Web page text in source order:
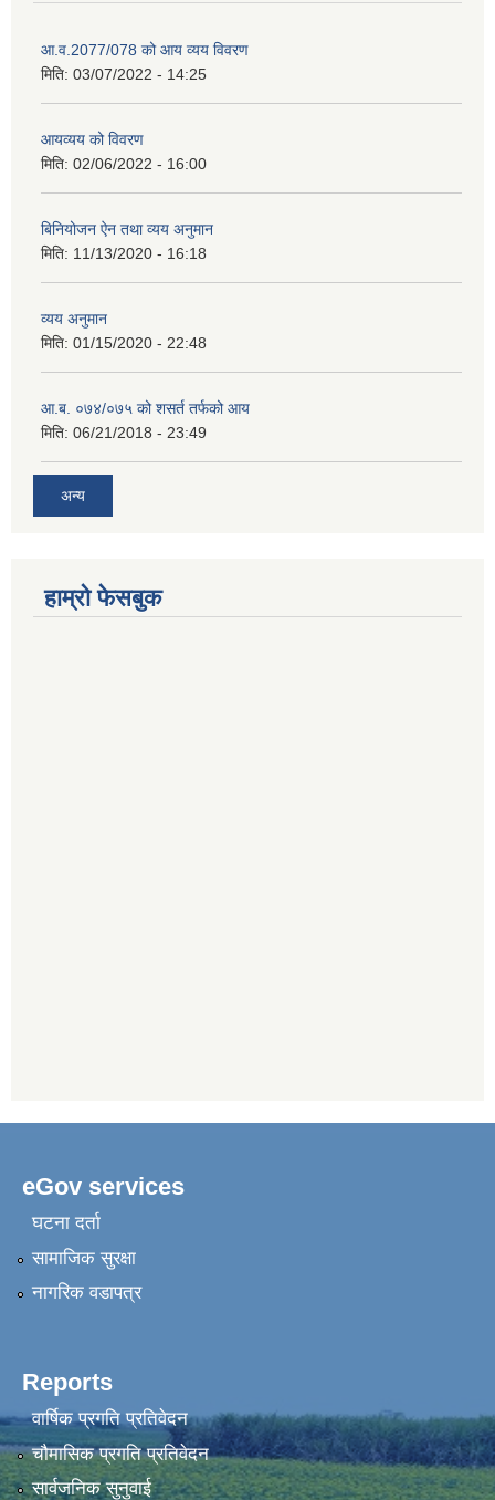
आ.व.2077/078 को आय व्यय विवरण
मिति: 03/07/2022 - 14:25
आयव्यय को विवरण
मिति: 02/06/2022 - 16:00
बिनियोजन ऐन तथा व्यय अनुमान
मिति: 11/13/2020 - 16:18
व्यय अनुमान
मिति: 01/15/2020 - 22:48
आ.ब. ०७४/०७५ को शसर्त तर्फको आय
मिति: 06/21/2018 - 23:49
अन्य
हाम्रो फेसबुक
eGov services
घटना दर्ता
सामाजिक सुरक्षा
नागरिक वडापत्र
Reports
वार्षिक प्रगति प्रतिवेदन
चौमासिक प्रगति प्रतिवेदन
सार्वजनिक सुनुवाई